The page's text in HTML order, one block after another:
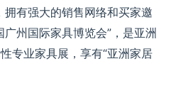
拥有强大的销售网络和买家邀
广州国际家具博览会” ，是亚洲
专业家具展，享有“亚洲家居